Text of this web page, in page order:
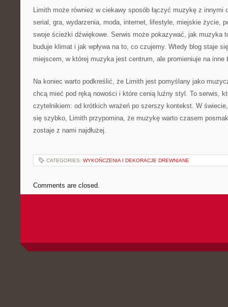
Limith może również w ciekawy sposób łączyć muzykę z innymi
serial, gra, wydarzenia, moda, internet, lifestyle, miejskie życie,
swoje ścieżki dźwiękowe. Serwis może pokazywać, jak muzyka
buduje klimat i jak wpływa na to, co czujemy. Wtedy blog staje
miejscem, w której muzyka jest centrum, ale promieniuje na inne
Na koniec warto podkreślić, że Limith jest pomyślany jako
chcą mieć pod ręką nowości i które cenią luźny styl. To serwis,
czytelnikiem: od krótkich wrażeń po szerszy kontekst. W
się szybko, Limith przypomina, że muzykę warto czasem
zostaje z nami najdłużej.
CATEGORIES: WYKOŃCZENIA I DEKORACJE DREWNIANE
Comments are closed.